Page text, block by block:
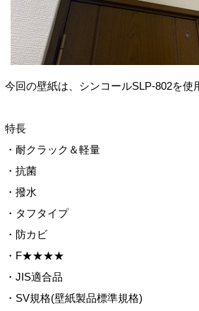
今回の壁紙は、シンコールSLP-802を使
特長
・耐クラック＆軽量
・抗菌
・撥水
・タフタイプ
・防カビ
・F★★★★
・JIS適合品
・SV規格(壁紙製品標準規格)